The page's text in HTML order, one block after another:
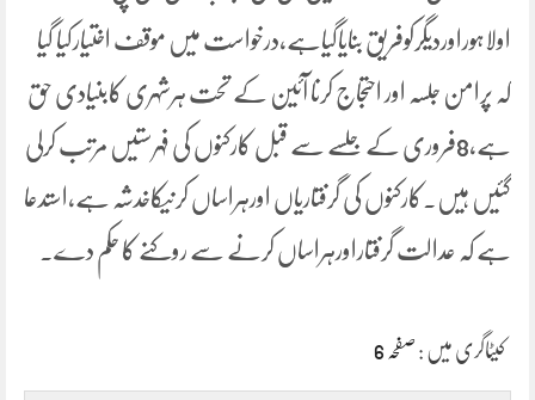
اولاہوراوردیگرکوفریق بنایاگیاہے،درخواست میں موقف اختیارکیا گیا
کہ پرامن جلسہ اور احتجاج کرنا آئین کے تحت ہرشہری کابنیادی حق
ہے،8فروری کے جلسے سے قبل کارکنوں کی فہرستیں مرتب کرلی
گئیں ہیں۔کارکنوں کی گرفتاریاں اورہراساں کرنیکاخدشہ ہے،استدعا
ہے کہ عدالت گرفتاراورہراساں کرنے سے روکنے کا حکم دے۔
کیٹاگری میں : صفحہ 6